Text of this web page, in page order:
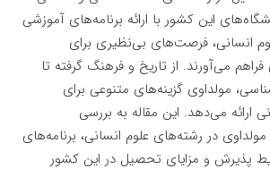
این کشور با ارائه برنامه‌های آموزشی
انسانی، فرصت‌های بی‌نظیری برای
می‌آورند. از تاریخ و فرهنگ گرفته تا
مولداوی گزینه‌های متنوعی برای
ارائه می‌دهد. این مقاله به بررسی
در رشته‌های علوم انسانی، برنامه‌های
پذیرش و مزایای تحصیل در این کشور